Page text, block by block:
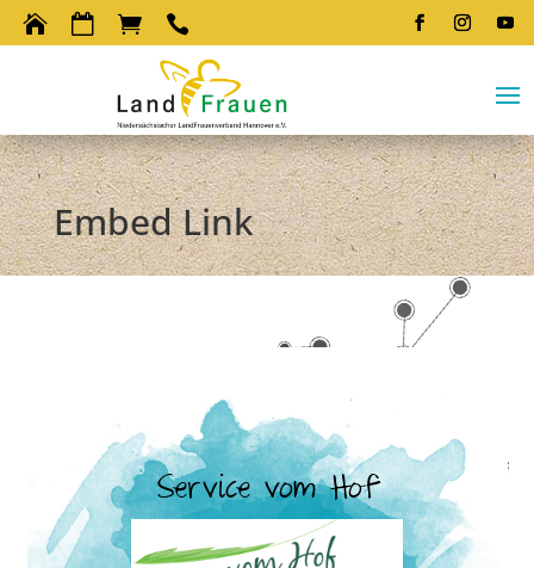
   
Embed Link
Service vom Hof